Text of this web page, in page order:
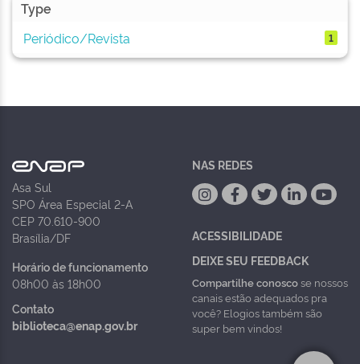
Type
Periódico/Revista
1
Asa Sul
SPO Área Especial 2-A
CEP 70.610-900
Brasília/DF
Horário de funcionamento
08h00 às 18h00
Contato
biblioteca@enap.gov.br
NAS REDES
ACESSIBILIDADE
DEIXE SEU FEEDBACK
Compartilhe conoscose nossos
canais estão adequados pra
você? Elogios também são
super bem vindos!